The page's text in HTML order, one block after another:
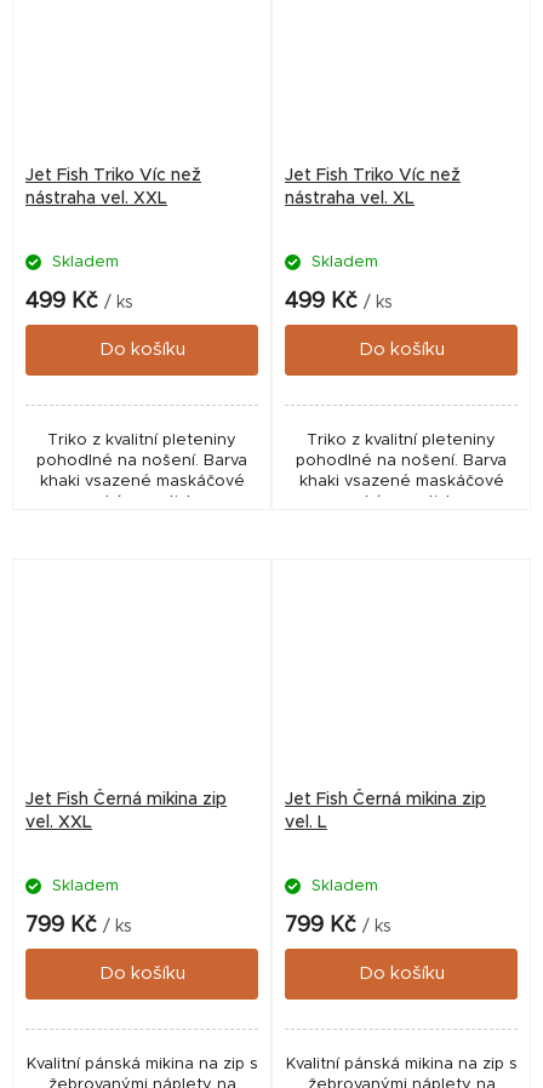
Jet Fish Triko Víc než
nástraha vel. XXL
Skladem
499 Kč / ks
Do košíku
Triko z kvalitní pleteniny
pohodlné na nošení. Barva
khaki vsazené maskáčové
Jet Fish Triko Víc než
nástraha vel. XL
Skladem
499 Kč / ks
Do košíku
Triko z kvalitní pleteniny
pohodlné na nošení. Barva
khaki vsazené maskáčové
Jet Fish Černá mikina zip
vel. XXL
Skladem
799 Kč / ks
Do košíku
Kvalitní pánská mikina na zip s
žebrovanými náplety na
Jet Fish Černá mikina zip
vel. L
Skladem
799 Kč / ks
Do košíku
Kvalitní pánská mikina na zip s
žebrovanými náplety na